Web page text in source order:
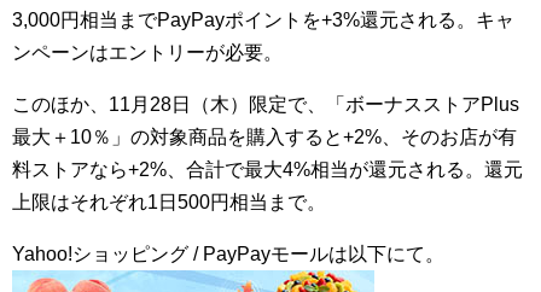
3,000円相当までPayPayポイントを+3%還元される。キャ
ンペーンはエントリーが必要。
このほか、11月28日（木）限定で、「ボーナスストアPlus
最大＋10％」の対象商品を購入すると+2%、そのお店が有
料ストアなら+2%、合計で最大4%相当が還元される。還元
上限はそれぞれ1日500円相当まで。
Yahoo!ショッピング / PayPayモールは以下にて。